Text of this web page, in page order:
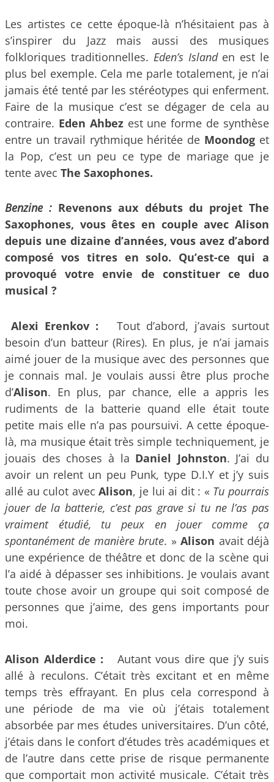
Les artistes ce cette époque-là n’hésitaient pas à
s’inspirer du Jazz mais aussi des musiques
folkloriques traditionnelles. Eden’s Islanden est le
plus bel exemple. Cela me parle totalement, je n’ai
jamais été tenté par les stéréotypes qui enferment.
Faire de la musique c’est se dégager de cela au
contraire. Eden Ahbezest une forme de synthèse
entre un travail rythmique héritée de Moondog et
la Pop, c’est un peu ce type de mariage que je
tente avec The Saxophones.
Benzine : Revenons aux débuts du projet The
Saxophones, vous êtes en couple avec Alison
depuis une dizaine d’années, vous avez d’abord
composé vos titres en solo. Qu’est-ce qui a
provoqué votre envie de constituer ce duo
musical ?
Alexi Erenkov :
Tout d’abord, j’avais surtout
besoin d’un batteur (Rires). En plus, je n’ai jamais
aimé jouer de la musique avec des personnes que
je connais mal. Je voulais aussi être plus proche
d’Alison. En plus, par chance, elle a appris les
rudiments de la batterie quand elle était toute
petite mais elle n’a pas poursuivi. A cette époque-
là, ma musique était très simple techniquement, je
jouais des choses à la Daniel Johnston. J’ai du
avoir un relent un peu Punk, type D.I.Y et j’y suis
allé au culot avecAlison, je lui ai dit : « Tu pourrais
jouer de la batterie, c’est pas grave si tu ne l’as pas
vraiment étudié, tu peux en jouer comme ça
spontanément de manière brute. »Alison avait déjà
une expérience de théâtre et donc de la scène qui
l’a aidé à dépasser ses inhibitions. Je voulais avant
toute chose avoir un groupe qui soit composé de
personnes que j’aime, des gens importants pour
moi.
Alison Alderdice : Autant vous dire que j’y suis
allé à reculons. C’était très excitant et en même
temps très effrayant. En plus cela correspond à
une période de ma vie où j’étais totalement
absorbée par mes études universitaires. D’un côté,
j’étais dans le confort d’études très académiques et
de l’autre dans cette prise de risque permanente
que comportait mon activité musicale. C’était très